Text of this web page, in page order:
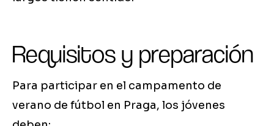
Requisitos y preparación
Para participar en el campamento de
verano de fútbol en Praga, los jóvenes